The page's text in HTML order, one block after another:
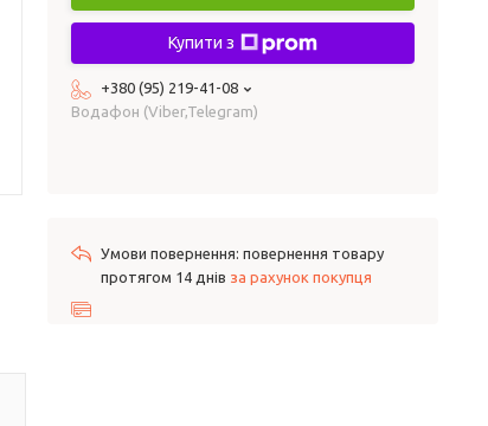
Купити з
+380 (95) 219-41-08
Водафон (Viber,Telegram)
повернення товару
протягом 14 днів за рахунок покупця